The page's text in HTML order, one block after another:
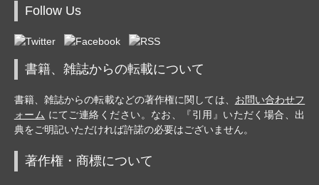
Follow Us
書籍、雑誌からの転載について
書籍、雑誌からの転載などの著作権に関しては、 お問い合わせフ
ォーム にてご連絡ください。なお、『引用』いただく場合、出
典をご明記いただければ許諾の必要はございません。
著作権・商標について